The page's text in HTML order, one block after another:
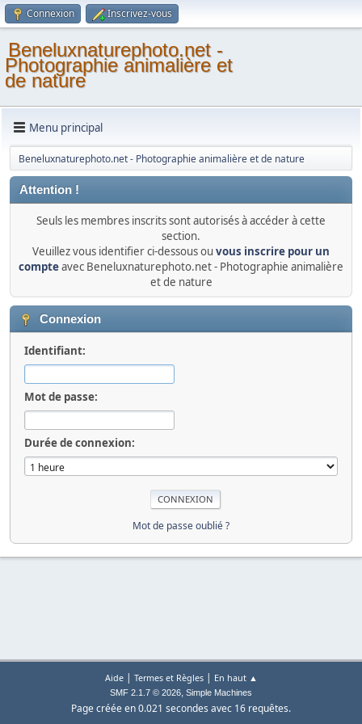
Connexion Inscrivez-vous
Beneluxnaturephoto.net -
Photographie animalière et
de nature
Menu principal
Beneluxnaturephoto.net - Photographie animalière et de nature
Attention !
Seuls les membres inscrits sont autorisés à accéder à cette
section.
Veuillez vous identifier ci-dessous ou vous inscrire pour un
compteavec Beneluxnaturephoto.net - Photographie animalière
et de nature
Connexion
Identifiant:
Mot de passe:
Durée de connexion:
Mot de passe oublié ?
Aide| Termes et Règles| En haut ▲
SMF 2.1.7 © 2026, Simple Machines
Page créée en 0.021 secondes avec 16 requêtes.